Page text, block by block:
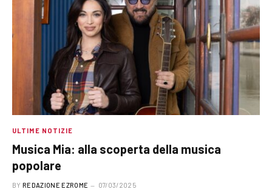
ULTIME NOTIZIE
Musica Mia: alla scoperta della musica
popolare
BY REDAZIONE EZROME 07/03/2025